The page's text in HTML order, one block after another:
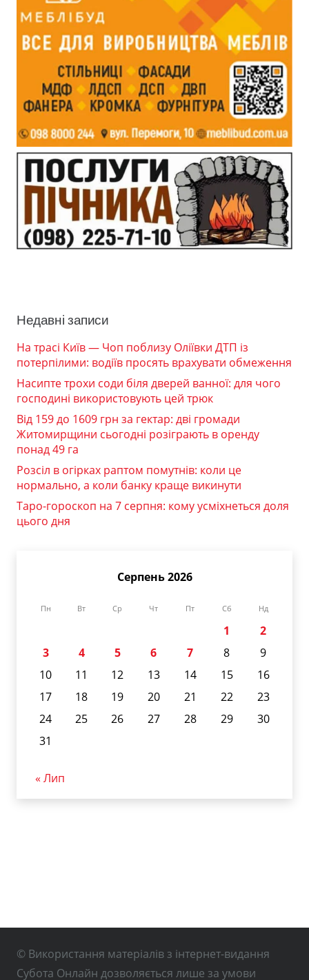
Недавні записи
На трасі Київ — Чоп поблизу Оліївки ДТП із
потерпілими: водіїв просять врахувати обмеження
Насипте трохи соди біля дверей ванної: для чого
господині використовують цей трюк
Від 159 до 1609 грн за гектар: дві громади
Житомирщини сьогодні розіграють в оренду
понад 49 га
Розсіл в огірках раптом помутнів: коли це
нормально, а коли банку краще викинути
Таро-гороскоп на 7 серпня: кому усміхнеться доля
цього дня
Серпень 2026
Пн Вт Ср Чт Пт Сб Нд
1
2
3
4 5 6 7 8
9
10
11 12 13 14 15
16
17
18 19 20 21 22
23
24
25 26 27 28 29
30
31
« Лип
© Використання матеріалів з інтернет-видання
Субота Онлайн дозволяється лише за умови